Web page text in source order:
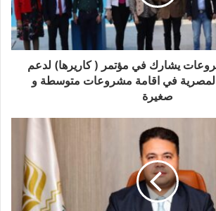
يشارك في مؤتمر ( كاريرها) لدعم
المصرية في اقامة مشروعات متوسطة و
صغيرة